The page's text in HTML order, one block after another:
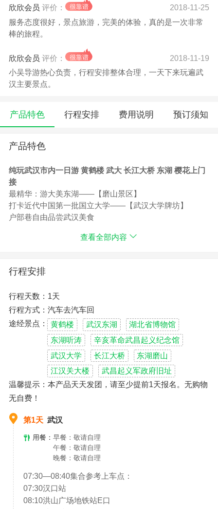
欣欣会员 评价：
2018-11-25
服务态度很好，景点旅游，完美的体验，真的是一次非常
棒的旅程。
欣欣会员 评价：
2018-11-19
小吴导游热心负责，行程安排整体合理，一天下来玩遍武
汉主要景点。
产品特色 行程安排 费用说明 预订须知
产品特色
纯玩武汉市内一日游 黄鹤楼 武大 长江大桥 东湖 樱花上门
接
最精华：游大美东湖——【磨山景区】
打卡近代中国第一批国立大学——【武汉大学牌坊】
户部巷自由品尝武汉美食
观中国现存最早的三座海关大楼之一——【江汉关】
最省心：全程专车，三大上车点，省心省力
查看全部内容
行程安排
行程天数：1天
行程方式：汽车去汽车回
途经景点： 黄鹤楼 武汉东湖
湖北省博物馆
东湖听涛
辛亥革命武昌起义纪念馆
武汉大学
长江大桥
东湖磨山
江汉关大楼
武昌起义军政府旧址
温馨提示：本产品天天发团，请至少提前1天报名。无购物
无自费！
第1天 武汉
用餐： 早餐：敬请自理
午餐：敬请自理
晚餐：敬请自理
07:30—08:40集合参考上车点：
07:30汉口站
08:10洪山广场地铁站E口